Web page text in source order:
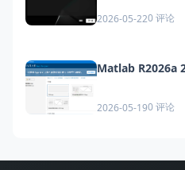
2026-05-220 评论
Matlab R2026a
2026-05-190 评论